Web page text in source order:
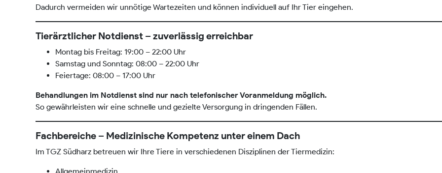
Dadurch vermeiden wir unnötige Wartezeiten und können individuell auf Ihr Tier eingehen.
Tierärztlicher Notdienst – zuverlässig erreichbar
Montag bis Freitag: 19:00 – 22:00 Uhr
Samstag und Sonntag: 08:00 – 22:00 Uhr
Feiertage: 08:00 – 17:00 Uhr
Behandlungen im Notdienst sind nur nach telefonischer Voranmeldung möglich.
So gewährleisten wir eine schnelle und gezielte Versorgung in dringenden Fällen.
Fachbereiche – Medizinische Kompetenz unter einem Dach
Im TGZ Südharz betreuen wir Ihre Tiere in verschiedenen Disziplinen der Tiermedizin: